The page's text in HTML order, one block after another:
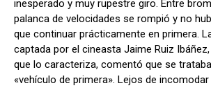
inesperado y muy rupestre giro. Entre
palanca de velocidades se rompió y no
que continuar prácticamente en primera.
captada por el cineasta Jaime Ruiz
que lo caracteriza, comentó que se
«vehículo de primera». Lejos de incomodar